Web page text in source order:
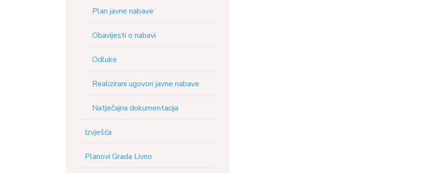
Plan javne nabave
Obavijesti o nabavi
Odluke
Realizirani ugovori javne nabave
Natječajna dokumentacija
Izvješća
Planovi Grada Livno